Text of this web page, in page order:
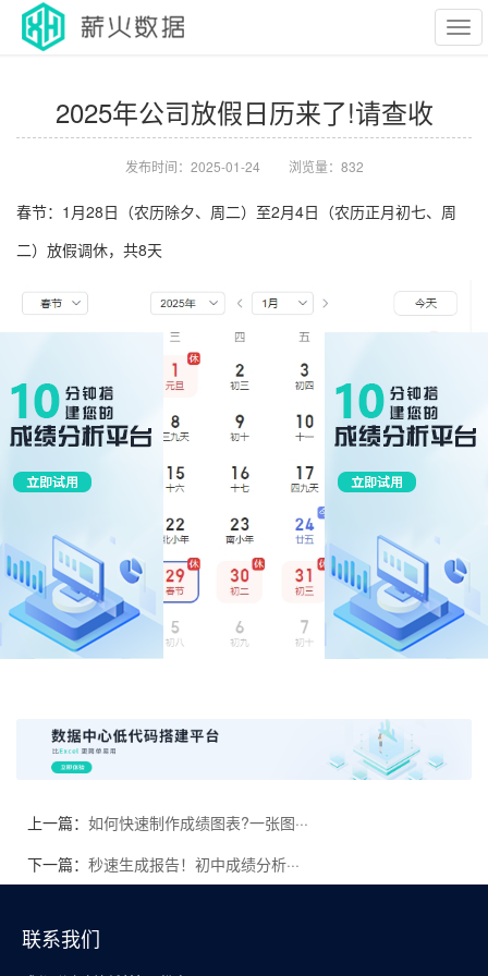
2025年公司放假日历来了!请查收
发布时间：2025-01-24 浏览量： 832
春节：1月28日（农历除夕、周二）至2月4日（农历正月初七、周
二）放假调休，共8天
上一篇： 如何快速制作成绩图表?一张图···
下一篇： 秒速生成报告！初中成绩分析···
联系我们